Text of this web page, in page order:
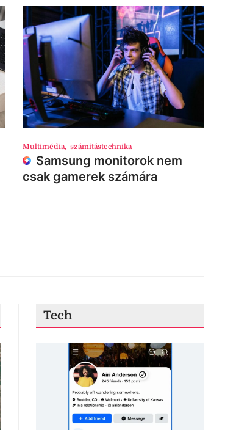
Multimédia, számítástechnika
Samsung monitorok nem
csak gamerek számára
Tech